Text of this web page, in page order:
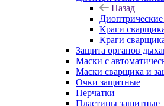
Назад
Краги
Краги
Защита органов
Маски с
Маски сварщика и
Очки защитные
Перчатки
Пластины защитные